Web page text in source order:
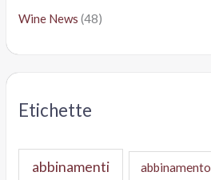
Wine News (48)
Etichette
abbinamenti abbinamento